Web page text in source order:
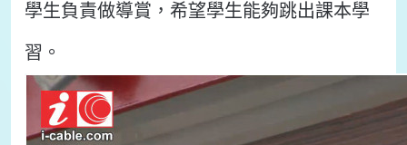
學生負責做導賞，希望學生能夠跳出課本學
習。